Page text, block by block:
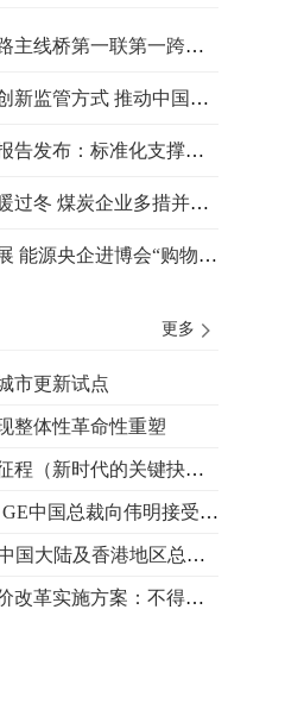
最新进展！淮南路主线桥第一联第一跨钢箱梁架设完成！
市场监管总局：创新监管方式 推动中国食品安全治理现代化
中国标准化年度报告发布：标准化支撑疫情防控和复工复产
确保全国人民温暖过冬 煤炭企业多措并举破解燃“煤”之急
共享市场共促发展 能源央企进博会“购物车”再扩容
更多
市更新试点
整体性革命性重塑
开启强军兴军新征程（新时代的关键抉择）
GE全球副总裁、GE中国总裁向伟明接受人民网专访
GSK消费保健品中国大陆及香港地区总经理顾海英接受人民网
湖南出台教育评价改革实施方案：不得下达升学指标考核教